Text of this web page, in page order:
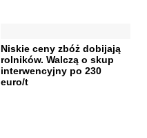
Niskie ceny zbóż dobijają
rolników. Walczą o skup
interwencyjny po 230
euro/t